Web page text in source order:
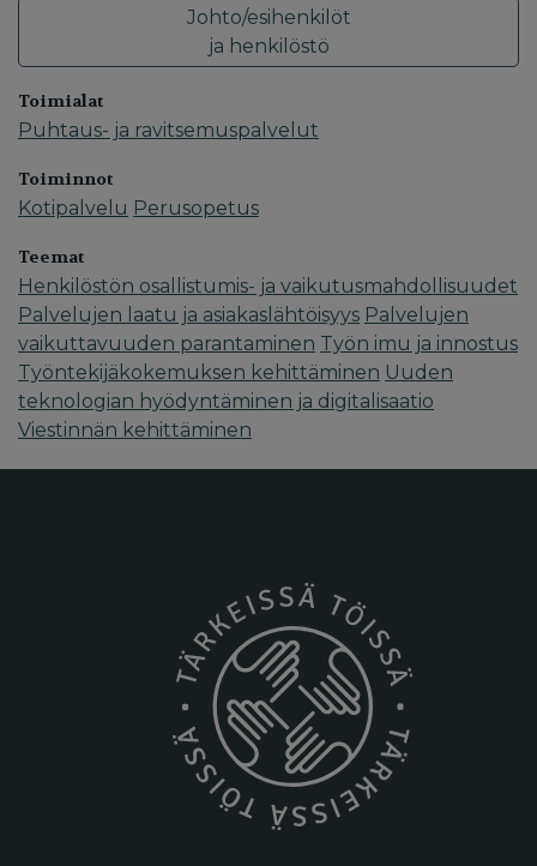
Johto/esihenkilöt
ja henkilöstö
Toimialat
Puhtaus- ja ravitsemuspalvelut
Toiminnot
Kotipalvelu Perusopetus
Teemat
Henkilöstön osallistumis- ja vaikutusmahdollisuudet
Palvelujen laatu ja asiakaslähtöisyys Palvelujen
vaikuttavuuden parantaminen Työn imu ja innostus
Työntekijäkokemuksen kehittäminen Uuden
teknologian hyödyntäminen ja digitalisaatio
Viestinnän kehittäminen